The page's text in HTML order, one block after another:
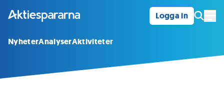
Logga in
NyheterAnalyserAktiviteter